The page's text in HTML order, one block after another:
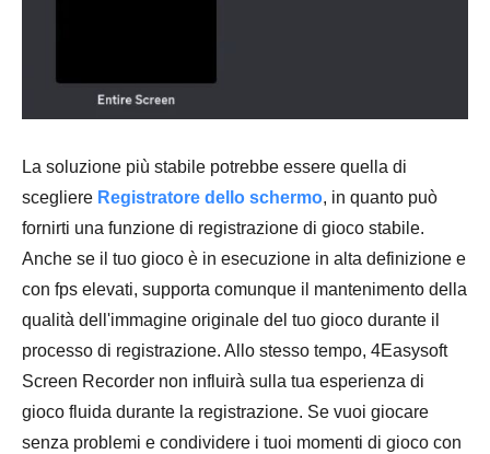
La soluzione più stabile potrebbe essere quella di
scegliere Registratore dello schermo, in quanto può
fornirti una funzione di registrazione di gioco stabile.
Anche se il tuo gioco è in esecuzione in alta definizione e
con fps elevati, supporta comunque il mantenimento della
qualità dell'immagine originale del tuo gioco durante il
processo di registrazione. Allo stesso tempo, 4Easysoft
Screen Recorder non influirà sulla tua esperienza di
gioco fluida durante la registrazione. Se vuoi giocare
senza problemi e condividere i tuoi momenti di gioco con